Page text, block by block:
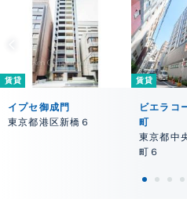
賃貸
イプセ御成門
東京都港区新橋６
賃貸
ビエラコ
町
東京都中
町６